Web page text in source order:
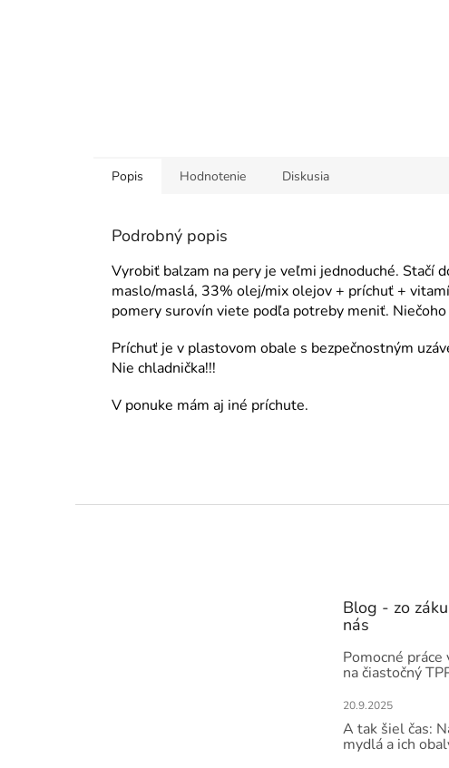
Popis Hodnotenie Diskusia
Podrobný popis
Vyrobiť balzam na pery je veľmi jednoduché. Stačí
maslo/maslá, 33% olej/mix olejov + príchuť +
pomery surovín viete podľa potreby meniť.
Príchuť je v plastovom obale s bezpečnostným
Nie chladnička!!!
V ponuke mám aj iné príchute.
Blog - zo
nás
Pomocné práce
na čiastočný
20.9.2025
A tak šiel čas:
mydlá a ich